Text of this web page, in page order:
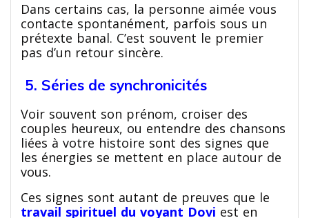
Dans certains cas, la personne aimée vous
contacte spontanément, parfois sous un
prétexte banal. C’est souvent le premier
pas d’un retour sincère.
5. Séries de synchronicités
Voir souvent son prénom, croiser des
couples heureux, ou entendre des chansons
liées à votre histoire sont des signes que
les énergies se mettent en place autour de
vous.
Ces signes sont autant de preuves que le
travail spirituel du voyant Dovi est en